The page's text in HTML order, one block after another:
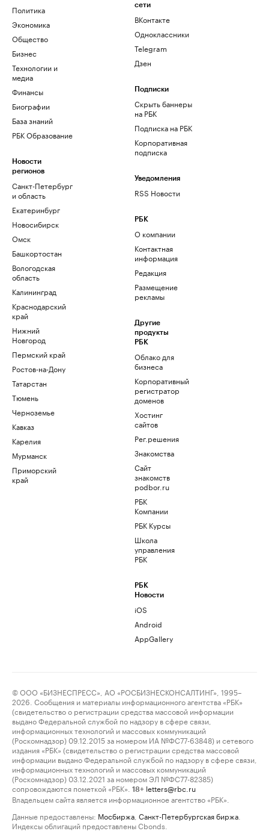
Политика
Экономика
Общество
Бизнес
Технологии и
медиа
Финансы
Биографии
База знаний
РБК Образование
Новости
регионов
Санкт-Петербург
и область
Екатеринбург
Новосибирск
Омск
Башкортостан
Вологодская
область
Калининград
Краснодарский
край
Нижний
Новгород
Пермский край
Ростов-на-Дону
Татарстан
Тюмень
Черноземье
Кавказ
Карелия
Мурманск
Приморский
край
сети
ВКонтакте
Одноклассники
Telegram
Дзен
Подписки
Скрыть баннеры
на РБК
Подписка на РБК
Корпоративная
подписка
Уведомления
RSS Новости
РБК
О компании
Контактная
информация
Редакция
Размещение
рекламы
Другие
продукты
РБК
Облако для
бизнеса
Корпоративный
регистратор
доменов
Хостинг
сайтов
Рег.решения
Знакомства
Сайт
знакомств
podbor.ru
РБК
Компании
РБК Курсы
Школа
управления
РБК
РБК
Новости
iOS
Android
AppGallery
© ООО «БИЗНЕСПРЕСС», АО «РОСБИЗНЕСКОНСАЛТИНГ», 1995–
2026. Сообщения и материалы информационного агентства «РБК»
(свидетельство о регистрации средства массовой информации
выдано Федеральной службой по надзору в сфере связи,
информационных технологий и массовых коммуникаций
(Роскомнадзор) 09.12.2015 за номером ИА №ФС77-63848) и сетевого
издания «РБК» (свидетельство о регистрации средства массовой
информации выдано Федеральной службой по надзору в сфере связи,
информационных технологий и массовых коммуникаций
(Роскомнадзор) 03.12.2021 за номером ЭЛ №ФС77-82385)
сопровождаются пометкой «РБК».
18+ letters@rbc.ru
Владельцем сайта является информационное агентство «РБК».
Данные предоставлены: Мосбиржа Санкт-Петербургская биржа
Индексы облигаций предоставлены Cbonds.